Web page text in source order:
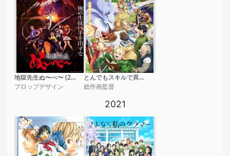
地獄先生ぬ〜べ〜 (2025)
プロップデザイン
とんでもスキルで異世界放浪メシ2
総作画監督
2021